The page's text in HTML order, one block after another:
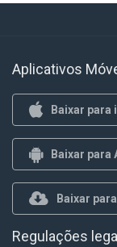
Aplicativos
Baixar para
Baixar para
Baixar
Regulações